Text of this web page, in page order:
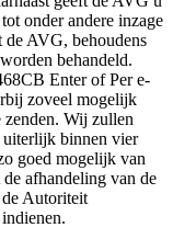
onder andere inzage
de AVG, behoudens
behandeld.
Enter of Per e-
zoveel mogelijk
Wij zullen
uiterlijk binnen vier
goed mogelijk van
afhandeling van de
Autoriteit